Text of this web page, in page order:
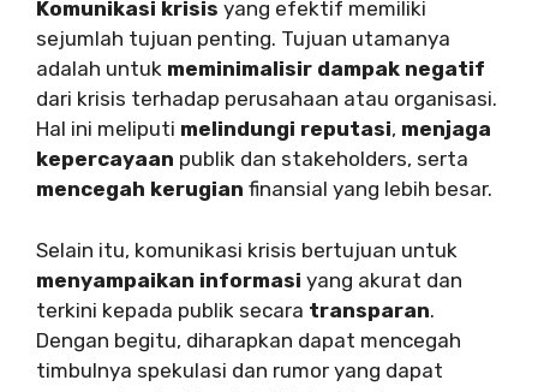
Komunikasi krisis yang efektif memiliki
sejumlah tujuan penting. Tujuan utamanya
adalah untuk meminimalisir dampak negatif
dari krisis terhadap perusahaan atau organisasi.
Hal ini meliputi melindungi reputasi, menjaga
kepercayaan publik dan stakeholders, serta
mencegah kerugian finansial yang lebih besar.
Selain itu, komunikasi krisis bertujuan untuk
menyampaikan informasi yang akurat dan
terkini kepada publik secara transparan.
Dengan begitu, diharapkan dapat mencegah
timbulnya spekulasi dan rumor yang dapat